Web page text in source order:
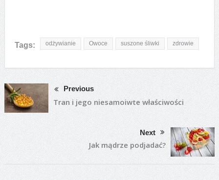
Tags: odżywianie Owoce suszone śliwki zdrowie
Previous
Tran i jego niesamoiwte właściwości
Next
Jak mądrze podjadać?